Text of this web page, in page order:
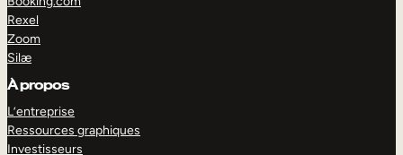
Rexel
Zoom
Silæ
À propos
L’entreprise
Ressources graphiques
Investisseurs